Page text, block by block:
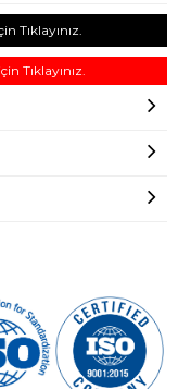
Tıklayınız.
Tıklayınız.